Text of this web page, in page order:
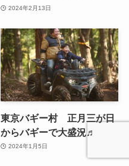
2024年2月13日
東京バギー村 正月三が日
からバギーで大盛況♬
2024年1月5日